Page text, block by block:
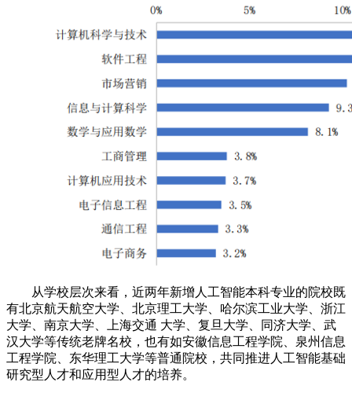
从学校层次来看，近两年新增人工智能本科专业的院校既
有北京航天航空大学、北京理工大学、哈尔滨工业大学、浙江
大学、南京大学、上海交通 大学、复旦大学、同济大学、武
汉大学等传统老牌名校，也有如安徽信息工程学院、泉州信息
工程学院、东华理工大学等普通院校，共同推进人工智能基础
研究型人才和应用型人才的培养。